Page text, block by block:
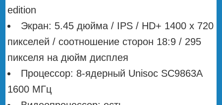
edition
Экран: 5.45 дюйма / IPS / HD+ 1400 x 720
пикселей / соотношение сторон 18:9 / 295
пикселя на дюйм дисплея
Процессор: 8-ядерный Unisoc SC9863A
1600 МГц